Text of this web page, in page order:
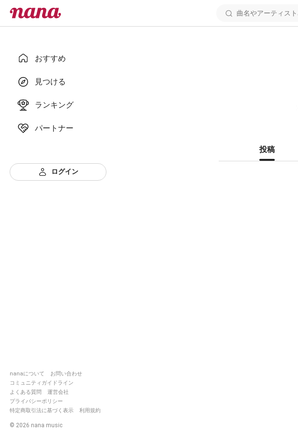
おすすめ
見つける
ランキング
パートナー
ログイン
nanaについて
お問い合わせ
コミュニティガイドライン
よくある質問
運営会社
プライバシーポリシー
特定商取引法に基づく表示
利用規約
© 2026 nana music
投稿